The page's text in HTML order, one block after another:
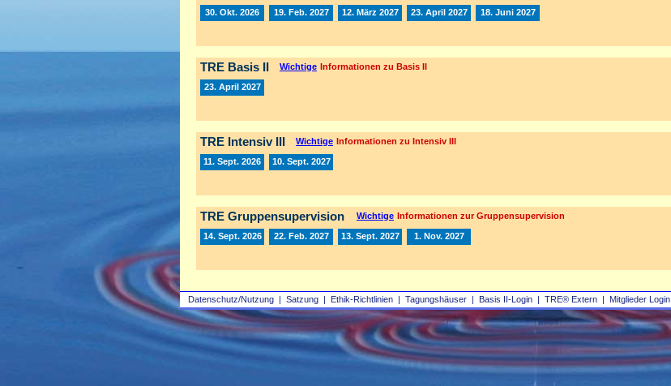
Datenschutz/Nutzung | Satzung | Ethik-Richtlinien | Tagungshäuser | Basis II‑Login | TRE® Extern | Mitglieder Login
30. Okt. 2026 19. Feb. 2027 12. März 2027 23. April 2027 18. Juni 2027
TRE Basis II Wichtige Informationen zu Basis II
23. April 2027
TRE Intensiv III Wichtige Informationen zu Intensiv III
11. Sept. 2026 10. Sept. 2027
TRE Gruppensupervision Wichtige Informationen zur Gruppensupervision
14. Sept. 2026 22. Feb. 2027 13. Sept. 2027 1. Nov. 2027